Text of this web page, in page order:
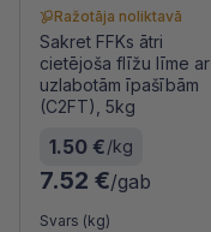
Ražotāja noliktavā
Sakret FFKs ātri
cietējoša flīžu līme ar
uzlabotām īpašībām
(C2FT), 5kg
1.50 €/kg
7.52 €/gab
Svars (kg)